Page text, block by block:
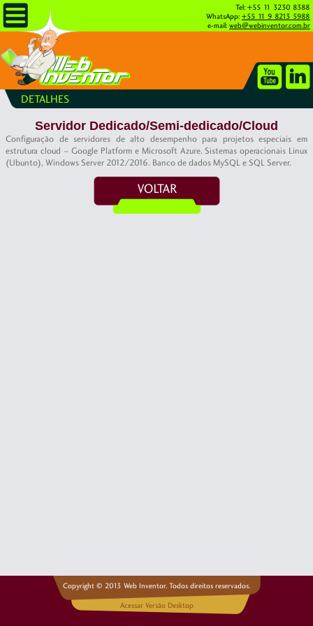
Tel: +55 11 3230 8388
WhatsApp: +55 11 9 8213 5988
e-mail: web@webinventor.com.br
DETALHES
Servidor Dedicado/Semi-dedicado/Cloud
Configuração de servidores de alto desempenho para projetos especiais em
estrutura cloud – Google Platform e Microsoft Azure. Sistemas operacionais Linux
(Ubunto), Windows Server 2012/2016. Banco de dados MySQL e SQL Server.
Copyright © 2013 Web Inventor. Todos direitos reservados.
Acessar Versão Desktop